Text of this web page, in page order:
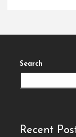
Search
Recent